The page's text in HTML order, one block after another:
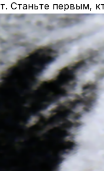
Станьте первым,